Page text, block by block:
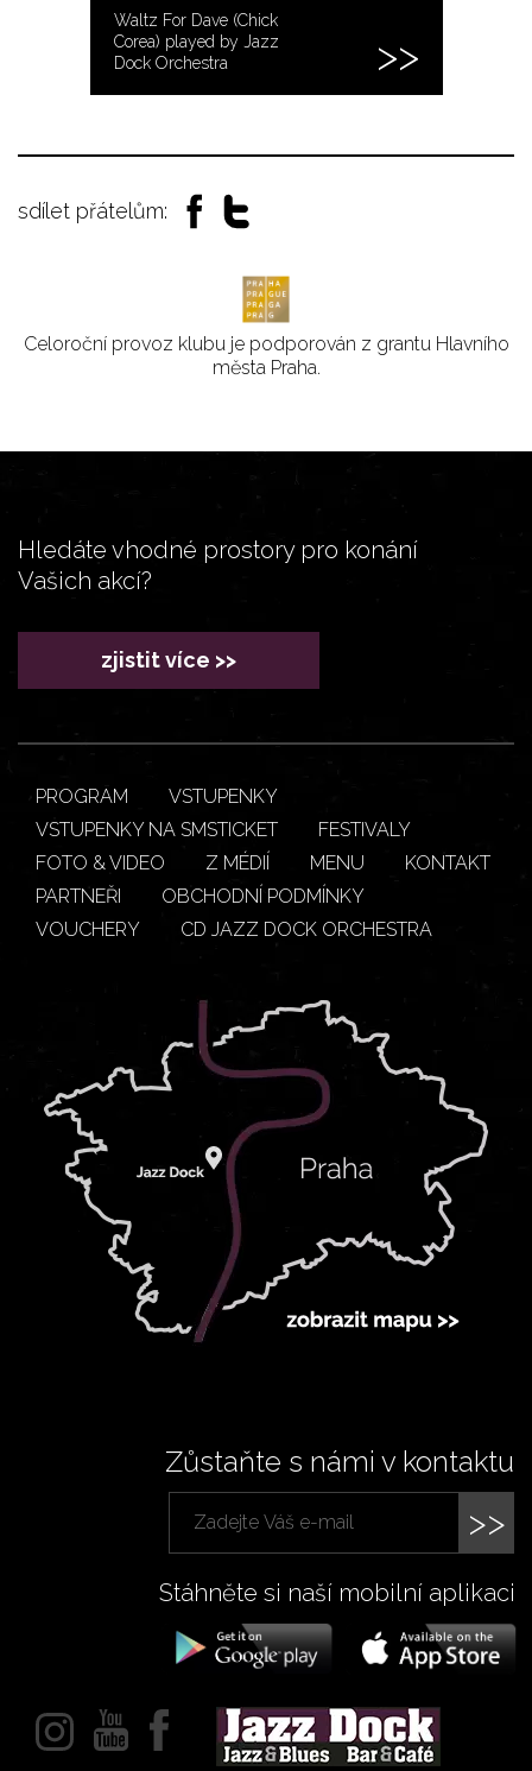
Waltz For Dave (Chick
Corea) played by Jazz
Dock Orchestra
sdílet přátelům:
Celoroční provoz klubu je podporován z grantu Hlavního
města Praha.
Hledáte vhodné prostory pro konání
Vašich akcí?
zjistit více >>
PROGRAM
VSTUPENKY
VSTUPENKY NA SMSTICKET
FESTIVALY
FOTO & VIDEO
Z MÉDIÍ MENU
KONTAKT
PARTNEŘI
OBCHODNÍ PODMÍNKY
VOUCHERY
CD JAZZ DOCK ORCHESTRA
Zůstaňte s námi v kontaktu
>>
Stáhněte si naší mobilní aplikaci